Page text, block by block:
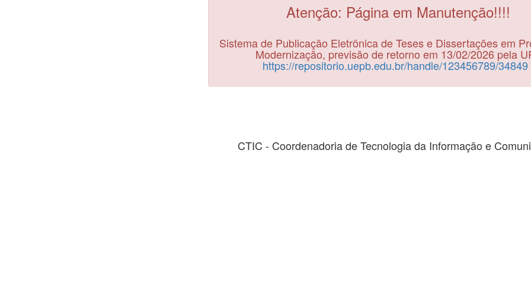
Atenção: Página em Manutenção!!!!
Sistema de Publicação Eletrônica de Teses e Dissertações em
Modernização, previsão de retorno em 13/02/2026 pela
https://repositorio.uepb.edu.br/handle/123456789/34849
CTIC - Coordenadoria de Tecnologia da Informação e